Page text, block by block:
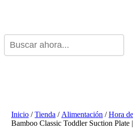
Inicio /Tienda / Alimentación /Hora
Bamboo Classic Toddler Suction Plate